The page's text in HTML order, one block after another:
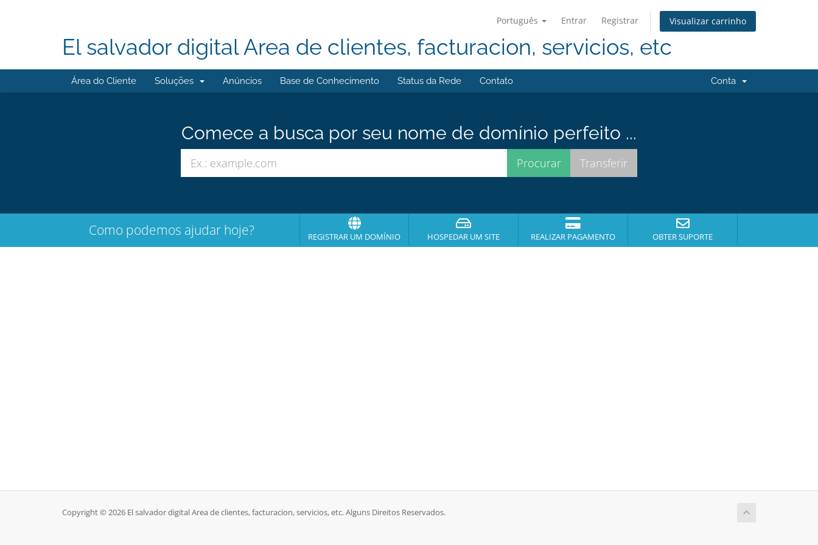
Português Entrar Registrar Visualizar carrinho
El salvador digital Area de clientes, facturacion, servicios, etc
Área do Cliente Soluções Anúncios Base de Conhecimento Status da Rede Contato Conta
Comece a busca por seu nome de domínio perfeito ...
Como podemos ajudar hoje? REGISTRAR UM DOMÍNIO HOSPEDAR UM SITE REALIZAR PAGAMENTO OBTER SUPORTE
Copyright © 2026 El salvador digital Area de clientes, facturacion, servicios, etc. Alguns Direitos Reservados.